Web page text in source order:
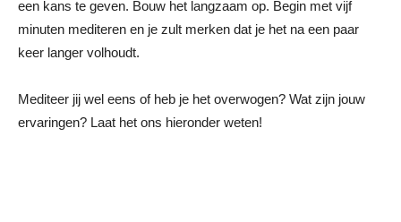
een kans te geven. Bouw het langzaam op. Begin met vijf
minuten mediteren en je zult merken dat je het na een paar
keer langer volhoudt.
Mediteer jij wel eens of heb je het overwogen? Wat zijn jouw
ervaringen? Laat het ons hieronder weten!